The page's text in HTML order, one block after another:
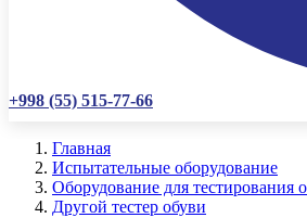
+998 (55) 515-77-66
Главная
Испытательные оборудование
Оборудование для тестирования
Другой тестер обуви